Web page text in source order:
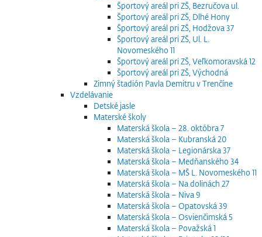
Športový areál pri ZŠ, Bezručova ul.
Športový areál pri ZŠ, Dlhé Hony
Športový areál pri ZŠ, Hodžova 37
Športový areál pri ZŠ, Ul. L.
Novomeského 11
Športový areál pri ZŠ, Veľkomoravská 12
Športový areál pri ZŠ, Východná
Zimný štadión Pavla Demitru v Trenčíne
Vzdelávanie
Detské jasle
Materské školy
Materská škola – 28. októbra 7
Materská škola – Kubranská 20
Materská škola – Legionárska 37
Materská škola – Medňanského 34
Materská škola – MŠ L. Novomeského 11
Materská škola – Na dolinách 27
Materská škola – Niva 9
Materská škola – Opatovská 39
Materská škola – Osvienčimská 5
Materská škola – Považská 1